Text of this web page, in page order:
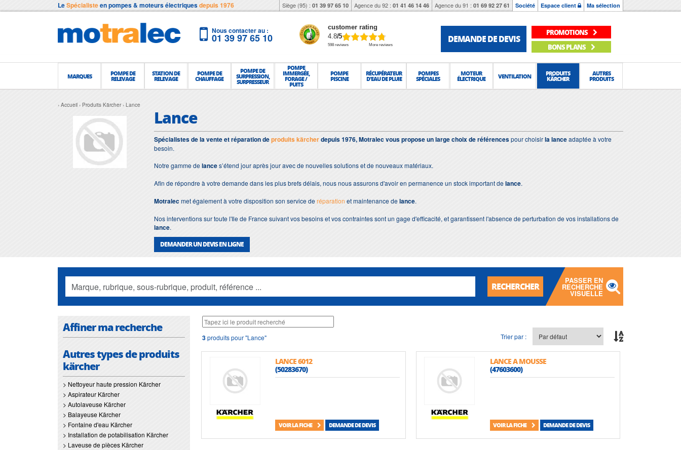
LeSpécialisteen pompes & moteurs électriquesdepuis 1976 Siège (95) : 01 39 97 65 10 Agence du 92 : 01 41 46 14 46 Agence du 91 : 01 69 92 27 61 Société Espace client Ma sélection
Nous contacter au :
01 39 97 65 10
customer rating
4.8/5
598 reviews More reviews
DEMANDE DE DEVIS
PROMOTIONS
BONS PLANS
MARQUES POMPE DE
RELEVAGE
STATION DE
RELEVAGE
POMPE DE
CHAUFFAGE
POMPE DE
SURPRESSION,
SURPRESSEUR
POMPE
IMMERGÉE,
FORAGE /
PUITS
POMPE
PISCINE
RÉCUPÉRATEUR
D'EAU DE PLUIE
POMPES
SPÉCIALES
MOTEUR
ÉLECTRIQUE VENTILATION PRODUITS
KÄRCHER
AUTRES
PRODUITS
Accueil Produits Kärcher Lance
Lance
Spécialistes de la vente et réparation deproduits kärcherdepuis 1976, Motralec vous propose un large choix de référencespour choisirla lanceadaptée à votre
besoin.
Notre gamme delances’étend jour après jour avec de nouvelles solutions et de nouveaux matériaux.
Afin de répondre à votre demande dans les plus brefs délais, nous nous assurons d'avoir en permanence un stock important delance.
Motralecmet également à votre disposition son service deréparation et maintenance delance.
Nos interventions sur toute l'Ile de France suivant vos besoins et vos contraintes sont un gage d'efficacité, et garantissent l'absence de perturbation de vos installations de
lance.
DEMANDER UN DEVIS EN LIGNE
RECHERCHER
PASSER EN
RECHERCHE
VISUELLE
Affiner ma recherche
Autres types de produits
kärcher
> Nettoyeur haute pression Kärcher
> Aspirateur Kärcher
> Autolaveuse Kärcher
> Balayeuse Kärcher
> Fontaine d'eau Kärcher
> Installation de potabilisation Kärcher
> Laveuse de pièces Kärcher
3produits pour "Lance" Trier par :
LANCE 6012
(50283670)
VOIR LA FICHE DEMANDE DE DEVIS
LANCE A MOUSSE
(47603600)
VOIR LA FICHE DEMANDE DE DEVIS